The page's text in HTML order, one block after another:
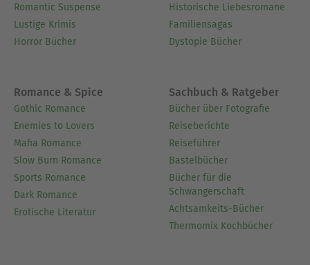
Romantic Suspense
Lustige Krimis
Horror Bücher
Historische Liebesromane
Familiensagas
Dystopie Bücher
Romance & Spice
Gothic Romance
Enemies to Lovers
Mafia Romance
Slow Burn Romance
Sports Romance
Dark Romance
Erotische Literatur
Sachbuch & Ratgeber
Bücher über Fotografie
Reiseberichte
Reiseführer
Bastelbücher
Bücher für die
Schwangerschaft
Achtsamkeits-Bücher
Thermomix Kochbücher